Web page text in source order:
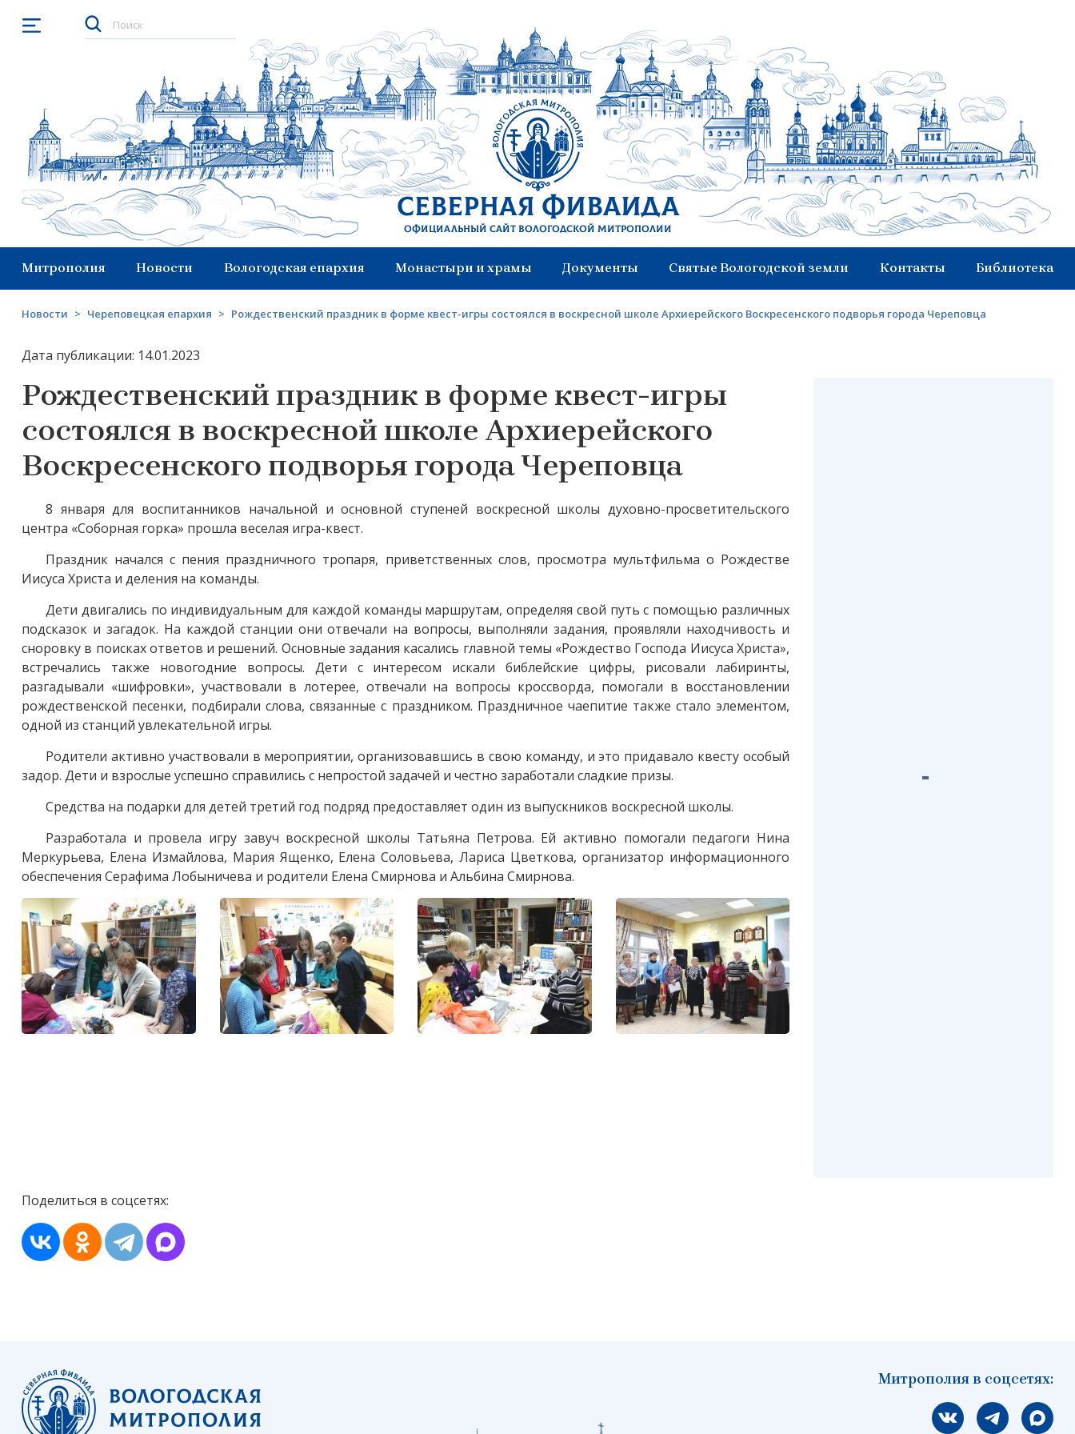
Открыть меню
Северная Фиваида
Официальный сайт Вологодской митрополии
Митрополия Новости Вологодская епархия Монастыри и храмы Документы Святые Вологодской земли Контакты Библиотека
Новости > Череповецкая епархия > Рождественский праздник в форме квест-игры состоялся в воскресной школе Архиерейского Воскресенского подворья города Череповца
Дата публикации: 14.01.2023
Рождественский праздник в форме квест-игры
состоялся в воскресной школе Архиерейского
Воскресенского подворья города Череповца
8 января для воспитанников начальной и основной ступеней воскресной школы духовно-просветительского
центра «Соборная горка» прошла веселая игра-квест.
Праздник начался с пения праздничного тропаря, приветственных слов, просмотра мультфильма о Рождестве
Иисуса Христа и деления на команды.
Дети двигались по индивидуальным для каждой команды маршрутам, определяя свой путь с помощью различных
подсказок и загадок. На каждой станции они отвечали на вопросы, выполняли задания, проявляли находчивость и
сноровку в поисках ответов и решений. Основные задания касались главной темы «Рождество Господа Иисуса Христа»,
встречались также новогодние вопросы. Дети с интересом искали библейские цифры, рисовали лабиринты,
разгадывали «шифровки», участвовали в лотерее, отвечали на вопросы кроссворда, помогали в восстановлении
рождественской песенки, подбирали слова, связанные с праздником. Праздничное чаепитие также стало элементом,
одной из станций увлекательной игры.
Родители активно участвовали в мероприятии, организовавшись в свою команду, и это придавало квесту особый
задор. Дети и взрослые успешно справились с непростой задачей и честно заработали сладкие призы.
Средства на подарки для детей третий год подряд предоставляет один из выпускников воскресной школы.
Разработала и провела игру завуч воскресной школы Татьяна Петрова. Ей активно помогали педагоги Нина
Меркурьева, Елена Измайлова, Мария Ященко, Елена Соловьева, Лариса Цветкова, организатор информационного
обеспечения Серафима Лобыничева и родители Елена Смирнова и Альбина Смирнова.
Поделиться в соцсетях:
Митрополия в соцсетях:
Мы вконтакте
Мы в telegram
Мы в